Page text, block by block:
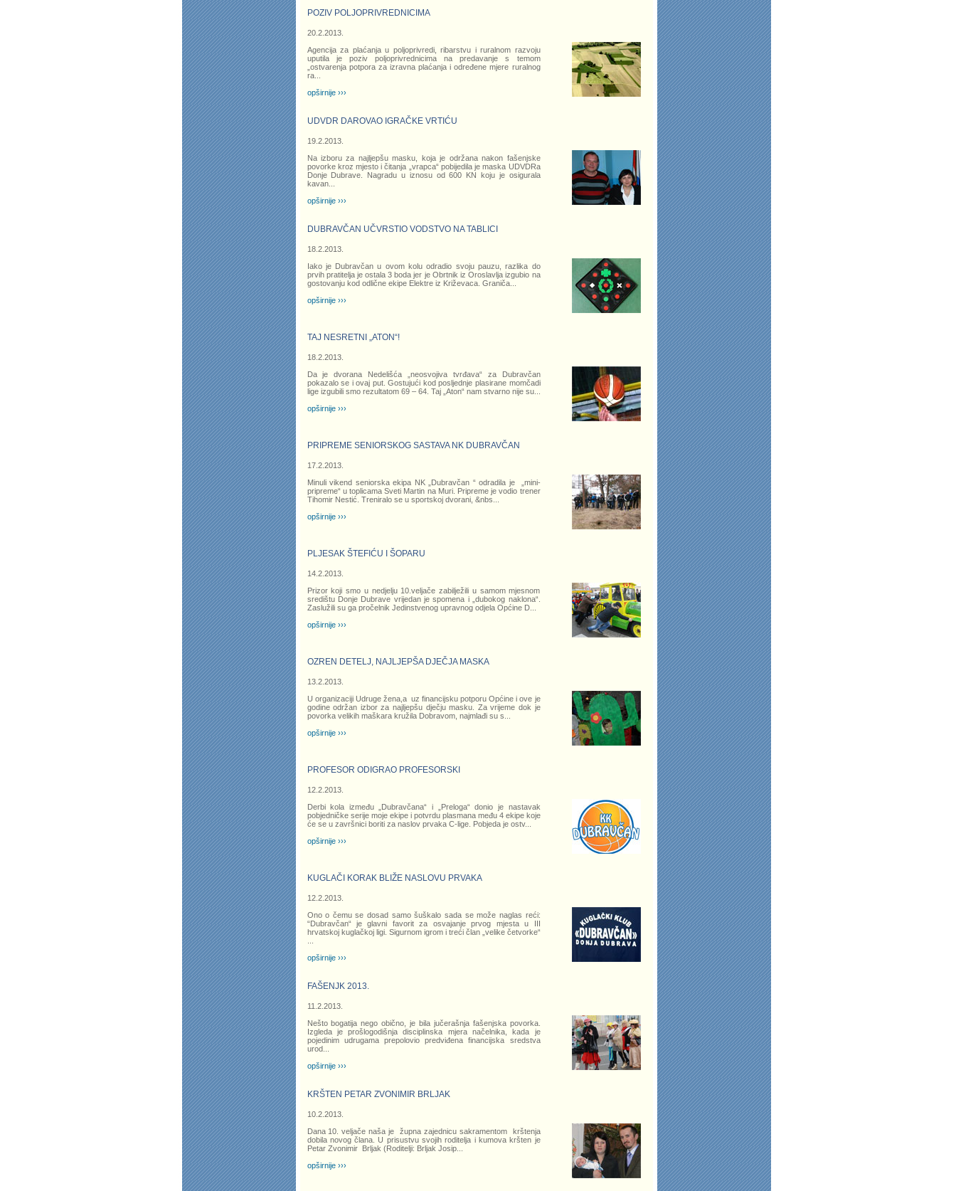
POZIV POLJOPRIVREDNICIMA
20.2.2013.
Agencija za plaćanja u poljoprivredi, ribarstvu i ruralnom razvoju
uputila je poziv poljoprivrednicima na predavanje s temom
„ostvarenja potpora za izravna plaćanja i određene mjere ruralnog
ra...
opširnije ›››
UDVDR DAROVAO IGRAČKE VRTIĆU
19.2.2013.
Na izboru za najljepšu masku, koja je održana nakon fašenjske
povorke kroz mjesto i čitanja „vrapca“ pobijedila je maska UDVDRa
Donje Dubrave. Nagradu u iznosu od 600 KN koju je osigurala
kavan...
opširnije ›››
DUBRAVČAN UČVRSTIO VODSTVO NA TABLICI
18.2.2013.
Iako je Dubravčan u ovom kolu odradio svoju pauzu, razlika do
prvih pratitelja je ostala 3 boda jer je Obrtnik iz Oroslavlja izgubio na
gostovanju kod odlične ekipe Elektre iz Križevaca. Graniča...
opširnije ›››
TAJ NESRETNI „ATON“!
18.2.2013.
Da je dvorana Nedelišća „neosvojiva tvrđava“ za Dubravčan
pokazalo se i ovaj put. Gostujući kod posljednje plasirane momčadi
lige izgubili smo rezultatom 69 – 64. Taj „Aton“ nam stvarno nije su...
opširnije ›››
PRIPREME SENIORSKOG SASTAVA NK DUBRAVČAN
17.2.2013.
Minuli vikend seniorska ekipa NK „Dubravčan “ odradila je „mini-
pripreme“ u toplicama Sveti Martin na Muri. Pripreme je vodio trener
Tihomir Nestić. Treniralo se u sportskoj dvorani, &nbs
opširnije ›››
PLJESAK ŠTEFIĆU I ŠOPARU
14.2.2013.
Prizor koji smo u nedjelju 10.veljače zabilježili u samom mjesnom
središtu Donje Dubrave vrijedan je spomena i „dubokog naklona“.
Zaslužili su ga pročelnik Jedinstvenog upravnog odjela Općine D...
opširnije ›››
OZREN DETELJ, NAJLJEPŠA DJEČJA MASKA
13.2.2013.
U organizaciji Udruge žena,a uz financijsku potporu Općine i ove je
godine održan izbor za najljepšu dječju masku. Za vrijeme dok je
povorka velikih maškara kružila Dobravom, najmlađi su s
opširnije ›››
PROFESOR ODIGRAO PROFESORSKI
12.2.2013.
Derbi kola između „Dubravčana“ i „Preloga“ donio je nastavak
pobjedničke serije moje ekipe i potvrdu plasmana među 4 ekipe koje
će se u završnici boriti za naslov prvaka C-lige. Pobjeda je ostv...
opširnije ›››
KUGLAČI KORAK BLIŽE NASLOVU PRVAKA
12.2.2013.
Ono o čemu se dosad samo šuškalo sada se može naglas reći:
“Dubravčan“ je glavni favorit za osvajanje prvog mjesta u III
hrvatskoj kuglačkoj ligi. Sigurnom igrom i treći član „velike četvorke“
opširnije ›››
FAŠENJK 2013.
11.2.2013.
Nešto bogatija nego obično, je bila jučerašnja fašenjska povorka.
Izgleda je prošlogodišnja disciplinska mjera načelnika, kada je
pojedinim udrugama prepolovio predviđena financijska sredstva
urod
opširnije ›››
KRŠTEN PETAR ZVONIMIR BRLJAK
10.2.2013.
Dana 10. veljače naša je župna zajednicu sakramentom krštenja
dobila novog člana. U prisustvu svojih roditelja i kumova kršten je
Petar Zvonimir Brljak (Roditelji: Brljak Josip...
opširnije ›››